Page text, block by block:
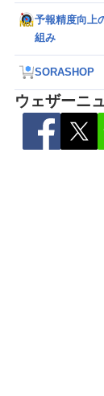
予報精度向上
組み
SORASHOP
ウェザーニ